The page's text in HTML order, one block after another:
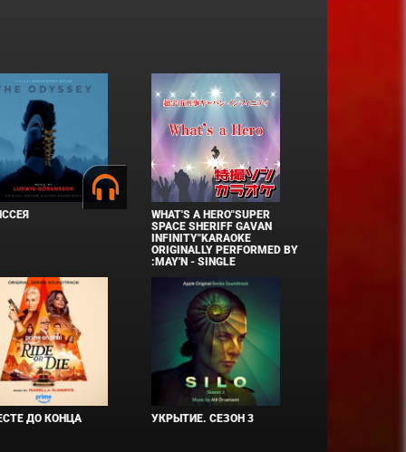
WHAT'S A HERO"SUPER
SPACE SHERIFF GAVAN
INFINITY"KARAOKE
ORIGINALLY PERFORMED BY
:MAY'N - SINGLE
ДО КОНЦА УКРЫТИЕ. СЕЗОН 3